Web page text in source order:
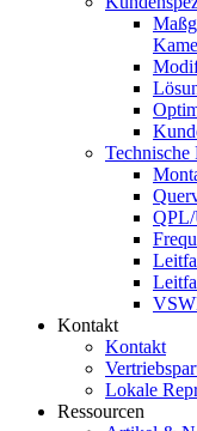
Technische
Kontakt
Kontakt
Lokale
Ressourcen